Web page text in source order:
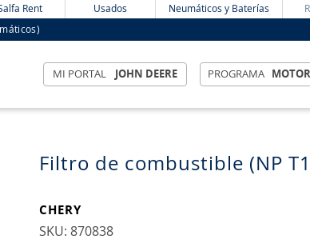
Rent Usados Neumáticos y Baterías
MI PORTAL JOHN DEERE PROGRAMA
Filtro de combustible (NP
CHERY
:870838